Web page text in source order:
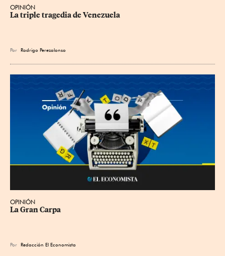
OPINIÓN
La triple tragedia de Venezuela
Por Rodrigo Perezalonso
OPINIÓN
La Gran Carpa
Por Redacción El Economista